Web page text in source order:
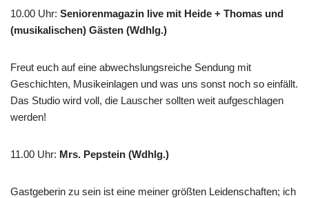
10.00 Uhr: Seniorenmagazin live mit Heide + Thomas und
(musikalischen) Gästen (Wdhlg.)
Freut euch auf eine abwechslungsreiche Sendung mit
Geschichten, Musikeinlagen und was uns sonst noch so einfällt.
Das Studio wird voll, die Lauscher sollten weit aufgeschlagen
werden!
11.00 Uhr: Mrs. Pepstein (Wdhlg.)
Gastgeberin zu sein ist eine meiner größten Leidenschaften; ich